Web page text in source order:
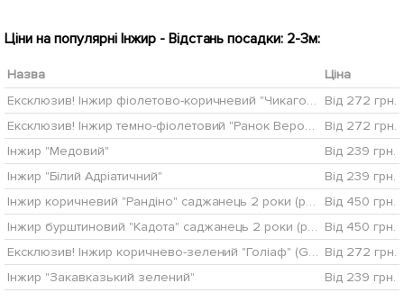
Ціни на популярні Інжир - Відстань посадки: 2-3м:
Назва
Ціна
Ексклюзив! Інжир фіолетово-коричневий "Чикаго Харді" (Chicago Hardy) (преміальний, морозостійкий, ранній)
Від 272 грн.
Ексклюзив! Інжир темно-фіолетовий "Ранок Вероніки" (Morning Veronica) (преміальний, самозапильний, ремонтантний сорт)
Від 272 грн.
Інжир "Медовий"
Від 239 грн.
Інжир "Білий Адріатичний"
Від 239 грн.
Інжир коричневий "Рандіно" саджанець 2 роки (ремонтантний, ранній сорт)
Від 450 грн.
Інжир бурштиновий "Кадота" саджанець 2 роки (ремонтантний, ранній сорт) Від 450 грн.
Ексклюзив! Інжир коричнево-зелений "Голіаф" (Goliath) (преміальний, великоплідний, морозостійкий) 1 саджанець в упаковці Від 272 грн.
Інжир "Закавказький зелений"
Від 239 грн.